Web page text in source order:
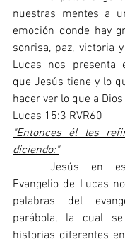
nuestras mentes a
emoción donde hay
sonrisa, paz, victoria
Lucas nos presenta
que Jesús tiene y lo
hacer ver lo que a Dios
Lucas 15:3 RVR60
"Entonces él les
diciendo:"
Evangelio de Lucas
palabras del
parábola, la cual
historias diferentes